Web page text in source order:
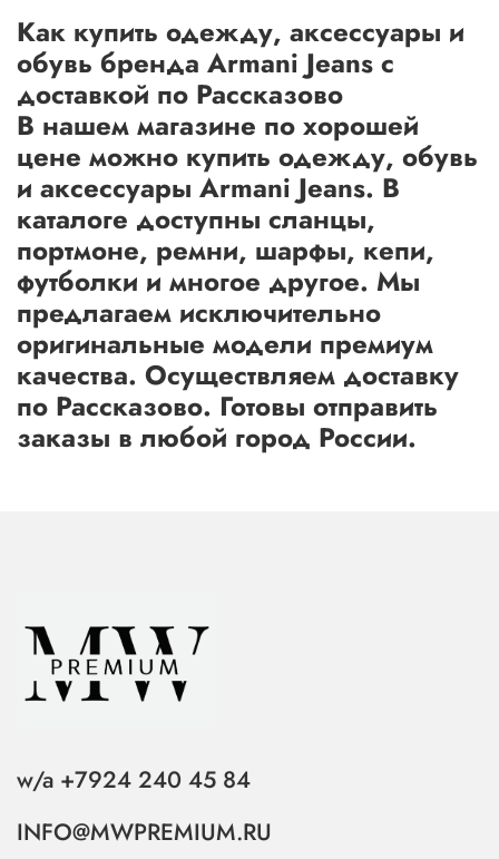
Как купить одежду, аксессуары и
обувь бренда Armani Jeans с
доставкой по Рассказово
В нашем магазине по хорошей
цене можно купить одежду, обувь
и аксессуары Armani Jeans. В
каталоге доступны сланцы,
портмоне, ремни, шарфы, кепи,
футболки и многое другое. Мы
предлагаем исключительно
оригинальные модели премиум
качества. Осуществляем доставку
по Рассказово. Готовы отправить
заказы в любой город России.
w/a +7924 240 45 84
INFO@MWPREMIUM.RU